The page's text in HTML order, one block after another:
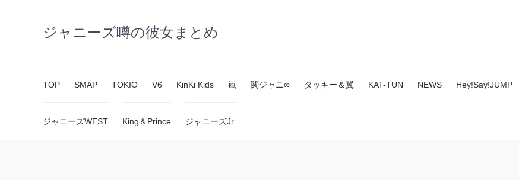
ジャニーズ噂の彼女まとめ
TOP SMAP TOKIO V6 KinKi Kids 嵐 関ジャニ∞ タッキー＆翼 KAT-TUN NEWS Hey!Say!JUMP
ジャニーズWEST King＆Prince ジャニーズJr.